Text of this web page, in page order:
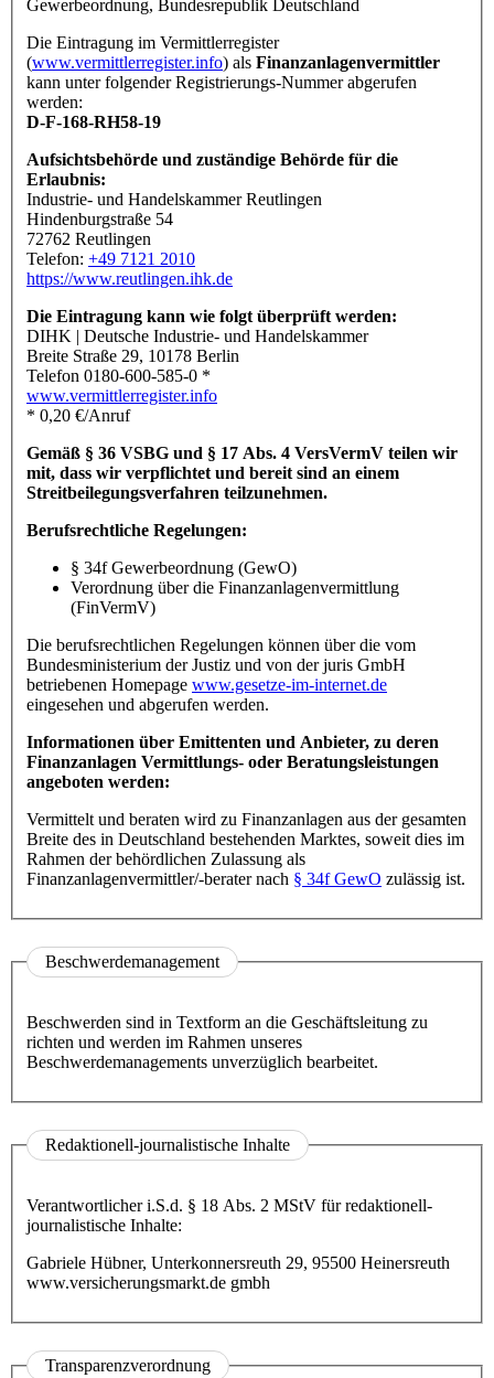
Gewerbeordnung, Bundesrepublik Deutschland
Die Eintragung im Vermittlerregister
(www.vermittlerregister.info) als Finanzanlagenvermittler
kann unter folgender Registrierungs-Nummer abgerufen
werden:
D-F-168-RH58-19
Aufsichtsbehörde und zuständige Behörde für die
Erlaubnis:
Industrie- und Handelskammer Reutlingen
Hindenburgstraße 54
72762 Reutlingen
Telefon: +49 7121 2010
https://www.reutlingen.ihk.de
Die Eintragung kann wie folgt überprüft werden:
DIHK | Deutsche Industrie- und Handelskammer
Breite Straße 29, 10178 Berlin
Telefon 0180-600-585-0 *
www.vermittlerregister.info
* 0,20 €/Anruf
Gemäß § 36 VSBG und § 17 Abs. 4 VersVermV teilen wir
mit, dass wir verpflichtet und bereit sind an einem
Streitbeilegungsverfahren teilzunehmen.
Berufsrechtliche Regelungen:
§ 34f Gewerbeordnung (GewO)
Verordnung über die Finanzanlagenvermittlung
(FinVermV)
Die berufsrechtlichen Regelungen können über die vom
Bundesministerium der Justiz und von der juris GmbH
betriebenen Homepage www.gesetze-im-internet.de
eingesehen und abgerufen werden.
Informationen über Emittenten und Anbieter, zu deren
Finanzanlagen Vermittlungs- oder Beratungsleistungen
angeboten werden:
Vermittelt und beraten wird zu Finanzanlagen aus der gesamten
Breite des in Deutschland bestehenden Marktes, soweit dies im
Rahmen der behördlichen Zulassung als
Finanzanlagenvermittler/-berater nach § 34f GewO zulässig ist.
Beschwerdemanagement
Beschwerden sind in Textform an die Geschäftsleitung zu
richten und werden im Rahmen unseres
Beschwerdemanagements unverzüglich bearbeitet.
Redaktionell-journalistische Inhalte
Verantwortlicher i.S.d. § 18 Abs. 2 MStV für redaktionell-
journalistische Inhalte:
Gabriele Hübner, Unterkonnersreuth 29, 95500 Heinersreuth
www.versicherungsmarkt.de gmbh
Transparenzverordnung